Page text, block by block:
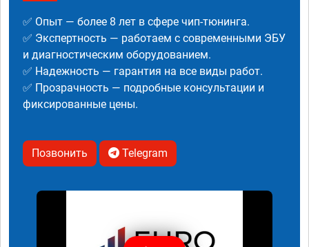
✅ Опыт — более 8 лет в сфере чип-тюнинга.
✅ Экспертность — работаем с современными ЭБУ
и диагностическим оборудованием.
✅ Надежность — гарантия на все виды работ.
✅ Прозрачность — подробные консультации и
фиксированные цены.
Позвонить Telegram